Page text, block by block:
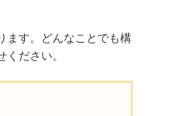
ます。どんなことでも構
ださい。